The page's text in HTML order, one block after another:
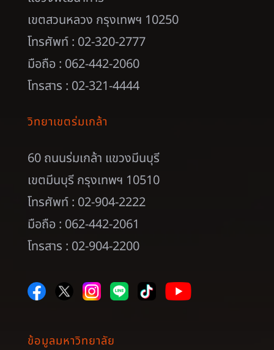
เขตสวนหลวง กรุงเทพฯ 10250
โทรศัพท์ : 02-320-2777
มือถือ : 062-442-2060
โทรสาร : 02-321-4444
วิทยาเขตร่มเกล้า
60 ถนนร่มเกล้า แขวงมีนบุรี
เขตมีนบุรี กรุงเทพฯ 10510
โทรศัพท์ : 02-904-2222
มือถือ : 062-442-2061
โทรสาร : 02-904-2200
ข้อมูลมหาวิทยาลัย